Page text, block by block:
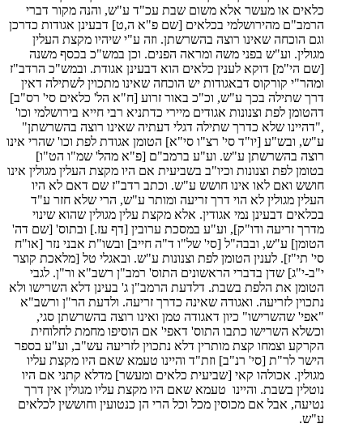
כלאים או מעשר אלא משום שבת עכ"ד ע"ש, והנה מקור דברי
הרמב"ם מהירושלמי בכלאים [שם פ"א ה,ט] דבעינן אגודות כדרכן
וגם הוכחה שאינו רוצה בהשרשתן. וזה ע"י שיהיו מקצת העלין
מגולין. וע"ש בפני משה ומראה הפנים. וכן במש"כ בכסף משנה
[שם הי"מ] דוקא לענין כלאים הוא דבעינן אגודת. ובמש"כ הרדב"ז
ומהר"י קורקוס דבאגודות יש הוכחה שאינו מתכוין לשתילה דאין
דרך שתילה בכך ע"ש, וכ"כ באור זרוע [ח"א הל' כלאים סי' רס"ב]
דהטומן לפת וצנונות אגודים מיירי כדתניא רבי חייא בירושלמי וכו'
,"דהיינו שלא כדרך שתילה דגלי דעתיה שאינו רוצה בהשרשתן"
ע"ש, ובש"ע [יו"ד סי' רצ"ו סי"א] הטומן אגודת לפת וכו' שהרי אינו
רוצה בהשרשתן ע"ש. וע"ע ברמב"ם [פ"א מהל' שמ"ו הט"ו]
בטומן לפת וצנונות וכיו"ב בשביעית אם היו מקצת העלין מגולין אינו
חושש ואם לאו אינו חושש ע"ש. וכתב רדב"ז שם דאם לא היו
העלין מגולין לא הוי דרך זריעה ומותר ע"ש, הרי שלא חזר ע"ד
בכלאים דבעינן נמי אגודין. אלא מקצת עלין מגולין שהוא שינוי
מדרך זריעה ודו"ק], וע"ע במסכת ערובין [דף עז.] ובתוס' [שם דה'
הטומן] ע"ש, ובבה"ל [סי' של"ו ד"ה חייב] ובשו"ת אבני נזר [או"ח
סי' תי"ז]. לענין הטומן לפת וצנונות ע"ש. ובאגלי טל [מלאכת קוצר
י"ב-י"ג] שדן בדברי הראשונים התוס' רמב"ן רשב"א ור"ן. לגבי
הטומן את הלפת בשבת. דלדעת הרמב"ן ג' בעינן דלא השרישו ולא
נתכוין לזריעה. ואגודה שאינה כדרך זריעה. ולדעת הר"ן ורשב"א
"אפי' שהשרישו" כיון דאגודה טמן ואינו רוצה בהשרשתן סגי,
וכשלא השרישו כתבו התוס' דאפי' אם הוסיפו מחמת לחלוחית
הקרקע וצמחו קצת מותרין דלא נתכוין לזריעה עש"ב, וע"ע בספר
הישר לר"ת [סי' רנ"ב] וזת"ד והיינו טעמא שאם היו מקצת עליו
מגולין. אכולהו קאי [שביעית כלאים ומעשר] מדלא קתני אם היו
נוטלין בשבת. והיינו טעמא שאם היו מקצת עליו מגולין אין דרך
נטיעה, אבל אם מכוסין מכל וכל הרי הן כנטועין וחוששין לכלאים
ע"ש.